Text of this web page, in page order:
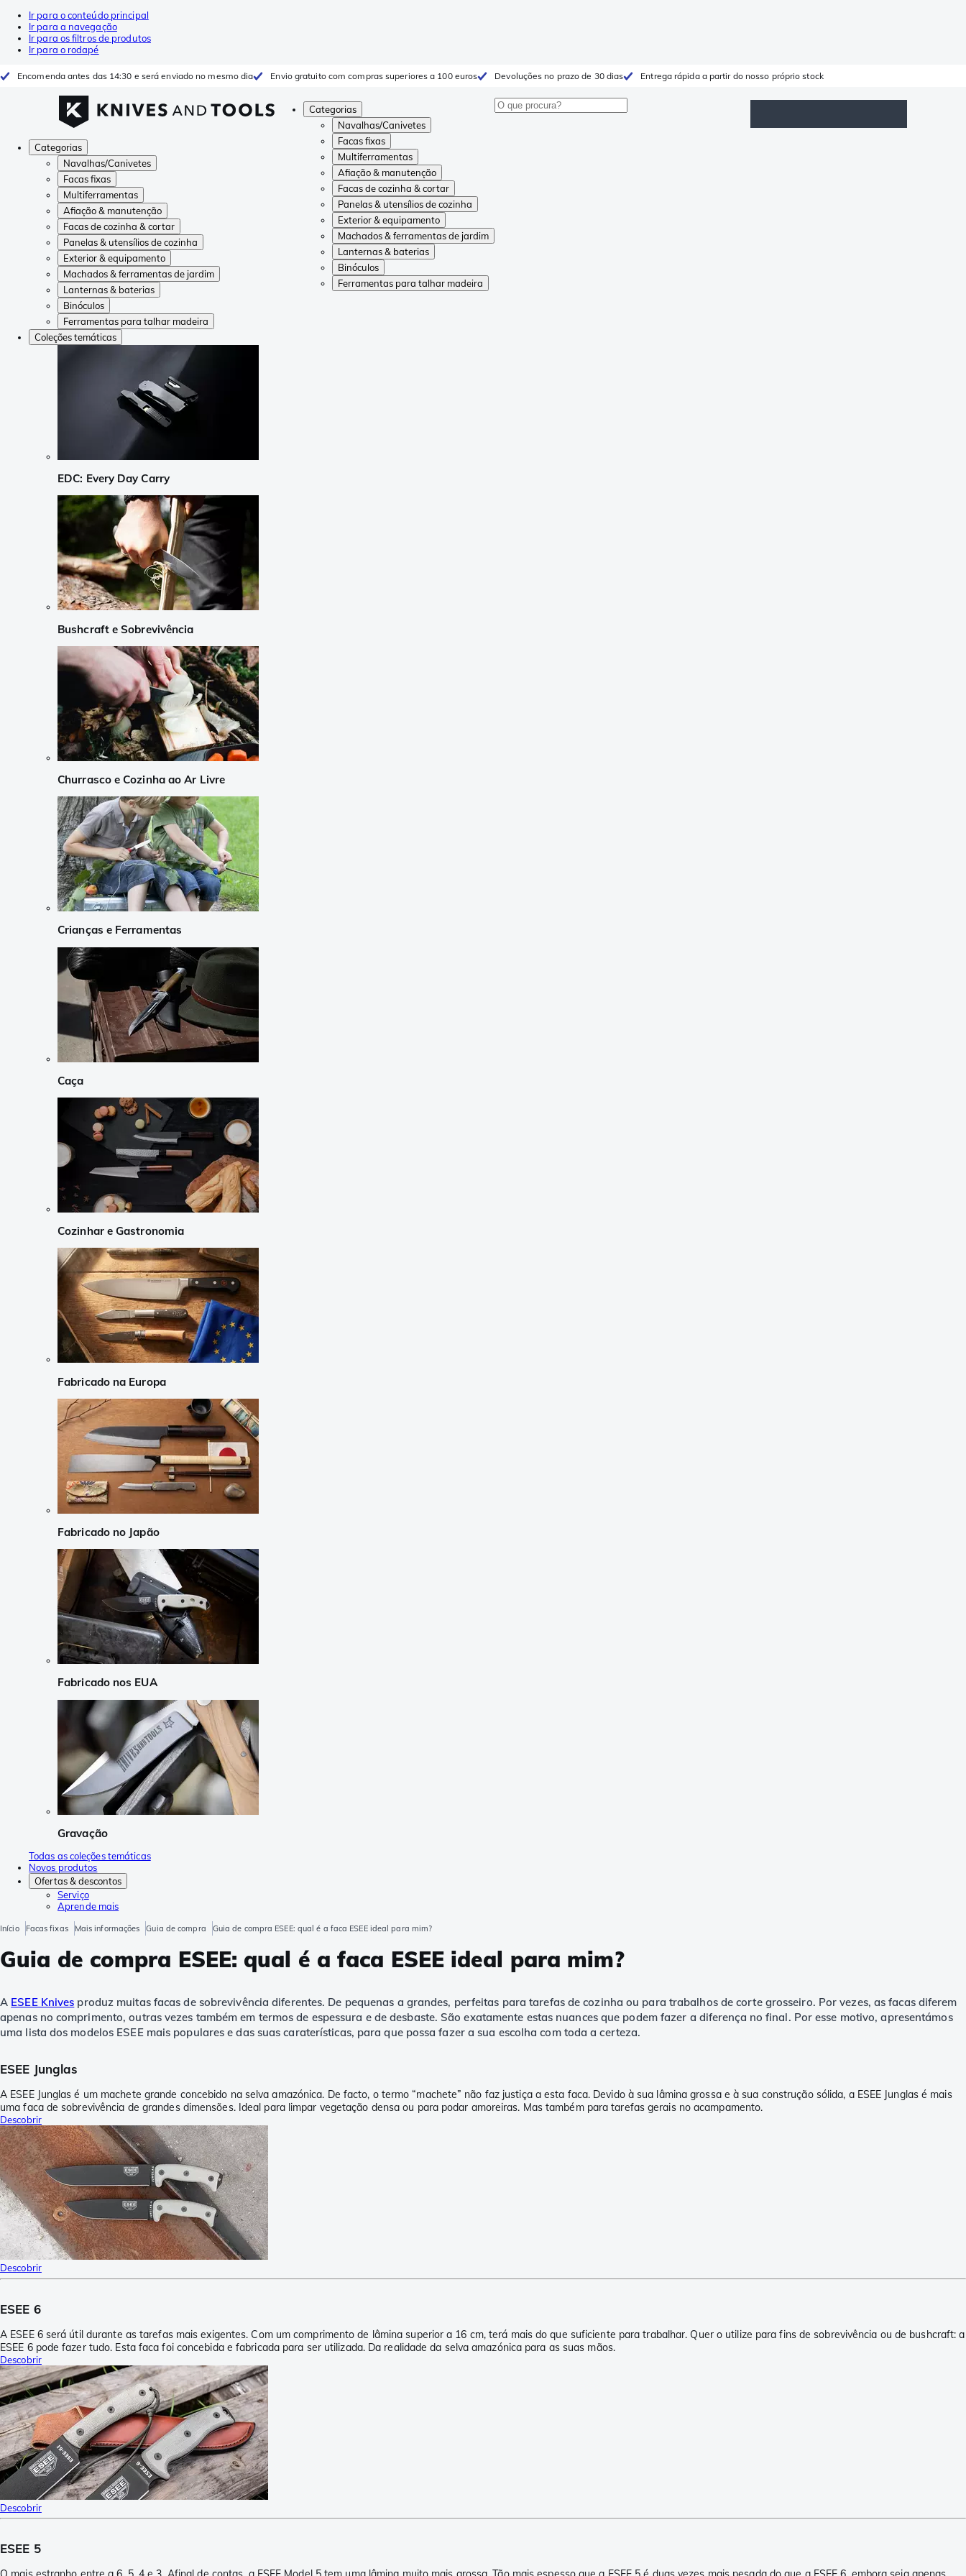
Ir para o conteúdo principal
Ir para a navegação
Ir para os filtros de produtos
Ir para o rodapé
Encomenda antes das 14:30 e será enviado no mesmo dia Envio gratuito com compras superiores a 100 euros Devoluções no prazo de 30 dias Entrega rápida a partir do nosso próprio stock
Categorias
Navalhas/Canivetes
Facas fixas
Multiferramentas
Afiação & manutenção
Facas de cozinha & cortar
Panelas & utensílios de cozinha
Exterior & equipamento
Machados & ferramentas de jardim
Lanternas & baterias
Binóculos
Ferramentas para talhar madeira
Categorias
Navalhas/Canivetes
Facas fixas
Multiferramentas
Afiação & manutenção
Facas de cozinha & cortar
Panelas & utensílios de cozinha
Exterior & equipamento
Machados & ferramentas de jardim
Lanternas & baterias
Binóculos
Ferramentas para talhar madeira
Coleções temáticas
EDC: Every Day Carry
Bushcraft e Sobrevivência
Churrasco e Cozinha ao Ar Livre
Crianças e Ferramentas
Caça
Cozinhar e Gastronomia
Fabricado na Europa
Fabricado no Japão
Fabricado nos EUA
Gravação
Todas as coleções temáticas
Novos produtos
Ofertas & descontos
Serviço
Aprende mais
Início Facas fixas Mais informações Guia de compra Guia de compra ESEE: qual é a faca ESEE ideal para mim?
Guia de compra ESEE: qual é a faca ESEE ideal para mim?
A ESEE Knives produz muitas facas de sobrevivência diferentes. De pequenas a grandes, perfeitas para tarefas de cozinha ou para trabalhos de corte grosseiro. Por vezes, as facas diferem
apenas no comprimento, outras vezes também em termos de espessura e de desbaste. São exatamente estas nuances que podem fazer a diferença no final. Por esse motivo, apresentámos
uma lista dos modelos ESEE mais populares e das suas caraterísticas, para que possa fazer a sua escolha com toda a certeza.
ESEE Junglas
A ESEE Junglas é um machete grande concebido na selva amazónica. De facto, o termo “machete” não faz justiça a esta faca. Devido à sua lâmina grossa e à sua construção sólida, a ESEE Junglas é mais
uma faca de sobrevivência de grandes dimensões. Ideal para limpar vegetação densa ou para podar amoreiras. Mas também para tarefas gerais no acampamento.
Descobrir
Descobrir
ESEE 6
A ESEE 6 será útil durante as tarefas mais exigentes. Com um comprimento de lâmina superior a 16 cm, terá mais do que suficiente para trabalhar. Quer o utilize para fins de sobrevivência ou de bushcraft: a
ESEE 6 pode fazer tudo. Esta faca foi concebida e fabricada para ser utilizada. Da realidade da selva amazónica para as suas mãos.
Descobrir
Descobrir
ESEE 5